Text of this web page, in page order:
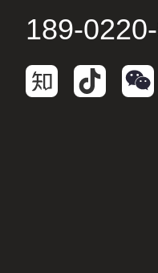
189-